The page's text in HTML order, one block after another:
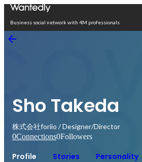
Business social network with 4M professionals
Sho Takeda
株式会社foriio / Designer/Director
0Connections0Followers
Profile Stories Personality